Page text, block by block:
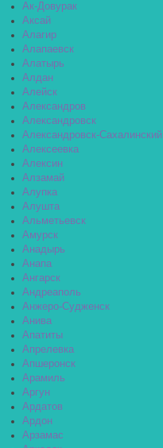
Ак-Довурак
Аксай
Алагир
Алапаевск
Алатырь
Алдан
Алейск
Александров
Александровск
Александровск-Сахалинский
Алексеевка
Алексин
Алзамай
Алупка
Алушта
Альметьевск
Амурск
Анадырь
Анапа
Ангарск
Андреаполь
Анжеро-Судженск
Анива
Апатиты
Апрелевка
Апшеронск
Арамиль
Аргун
Ардатов
Ардон
Арзамас